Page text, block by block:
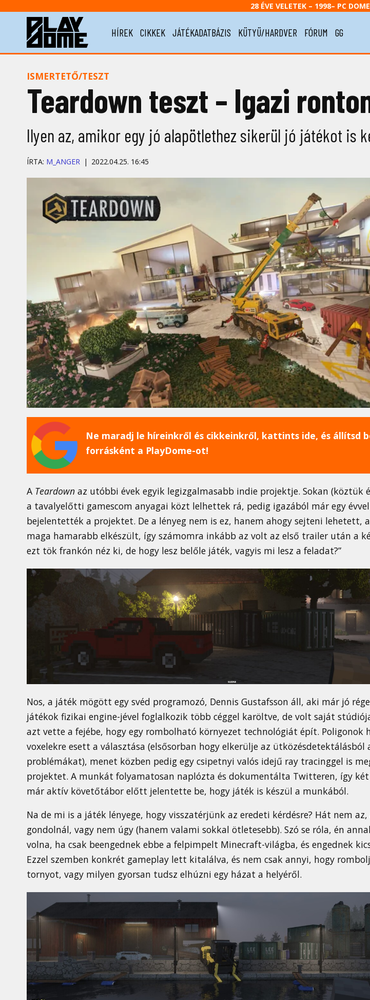
28 ÉVE VELETEK – 1998– PC
HÍREK CIKKEK JÁTÉKADATBÁZIS KÜTYÜ/HARDVER FÓRUM GG
ISMERTETŐ/TESZT
Teardown teszt – Igazi
Ilyen az, amikor egy jó alapötlethez sikerül jó játékot is
ÍRTA: M_ANGER 2022.04.25. 16:45
Ne maradj le híreinkről és cikkeinkről, kattints ide, és állítsd
forrásként a PlayDome-ot!
A Teardown az utóbbi évek egyik legizgalmasabb indie projektje. Sokan (köztük
a tavalyelőtti gamescom anyagai közt lelhettek rá, pedig igazából már egy
bejelentették a projektet. De a lényeg nem is ez, hanem ahogy sejteni lehetett,
maga hamarabb elkészült, így számomra inkább az volt az első trailer után a
ezt tök frankón néz ki, de hogy lesz belőle játék, vagyis mi lesz a feladat?”
Nos, a játék mögött egy svéd programozó, Dennis Gustafsson áll, aki már jó
játékok fizikai engine-jével foglalkozik több céggel karöltve, de volt saját
azt vette a fejébe, hogy egy rombolható környezet technológiát épít. Poligonok
voxelekre esett a választása (elsősorban hogy elkerülje az ütközésdetektálásból
problémákat), menet közben pedig egy csipetnyi valós idejű ray tracinggel is
projektet. A munkát folyamatosan naplózta és dokumentálta Twitteren, így két
már aktív követőtábor előtt jelentette be, hogy játék is készül a munkából.
Na de mi is a játék lényege, hogy visszatérjünk az eredeti kérdésre? Hát nem
gondolnál, vagy nem úgy (hanem valami sokkal ötletesebb). Szó se róla, én
volna, ha csak beengednek ebbe a felpimpelt Minecraft-világba, és engednek
Ezzel szemben konkrét gameplay lett kitalálva, és nem csak annyi, hogy
tornyot, vagy milyen gyorsan tudsz elhúzni egy házat a helyéről.